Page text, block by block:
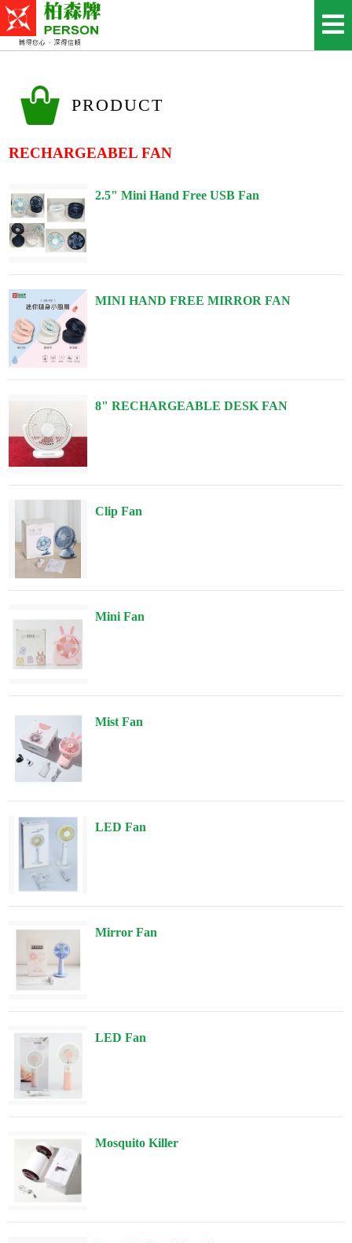
PRODUCT
RECHARGEABEL FAN
2.5" Mini Hand Free USB Fan
MINI HAND FREE MIRROR FAN
8" RECHARGEABLE DESK FAN
Clip Fan
Mini Fan
Mist Fan
LED Fan
Mirror Fan
LED Fan
Mosquito Killer